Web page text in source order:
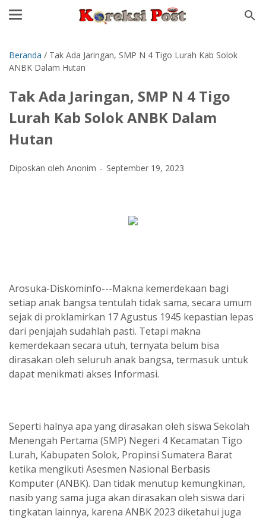
Beranda / Tak Ada Jaringan, SMP N 4 Tigo Lurah Kab Solok
ANBK Dalam Hutan
Tak Ada Jaringan, SMP N 4 Tigo
Lurah Kab Solok ANBK Dalam
Hutan
Diposkan oleh Anonim September 19, 2023
Arosuka-Diskominfo---Makna kemerdekaan bagi
setiap anak bangsa tentulah tidak sama, secara umum
sejak di proklamirkan 17 Agustus 1945 kepastian lepas
dari penjajah sudahlah pasti. Tetapi makna
kemerdekaan secara utuh, ternyata belum bisa
dirasakan oleh seluruh anak bangsa, termasuk untuk
dapat menikmati akses Informasi.
Seperti halnya apa yang dirasakan oleh siswa Sekolah
Menengah Pertama (SMP) Negeri 4 Kecamatan Tigo
Lurah, Kabupaten Solok, Propinsi Sumatera Barat
ketika mengikuti Asesmen Nasional Berbasis
Komputer (ANBK). Dan tidak menutup kemungkinan,
nasib yang sama juga akan dirasakan oleh siswa dari
tingkatan lainnya, karena ANBK 2023 diketahui juga